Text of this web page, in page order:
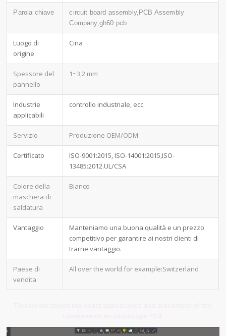
Parola chiave
circuit board assembly,PCB Assembly
Company,gh60 pcb
Luogo di
origine
Cina
Spessore del
pannello
1~3,2 mm
Industrie
applicabili
controllo industriale, ecc.
Servizio Produzione OEM/ODM
Certificato
ISO-9001:2015, ISO-14001:2015,ISO-
13485:2012.UL/CSA
Colore della
maschera di
saldatura
Bianco
Vantaggio
Manteniamo una buona qualità e un prezzo
competitivo per garantire ai nostri clienti di
trarne vantaggio.
Paese di
vendita
All over the world for example:Switzerland